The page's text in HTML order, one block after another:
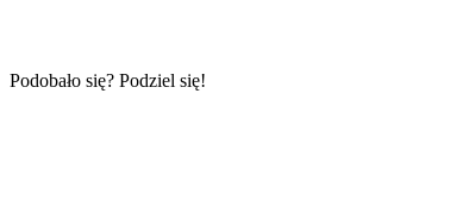
Podobało się? Podziel się!